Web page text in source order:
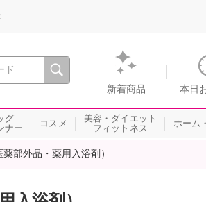
間を。通販・テレビショッピングのショップ
新着商品 本日
グ
ナー
コスメ
美容・ダイエット
フィットネス
ホーム
部外品・薬用入浴剤）